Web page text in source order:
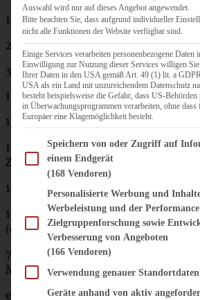
100 ml Buttermilch
250 g Dinkelmehl (oder Weizenmehl)
35 gentölter Backkakao*
1 TL Backpulver
1/2 TL Natron
150 g Reissirup (alternativ 100 g
Zucker oder anderes Süßungsmittel
1 Prise Salz
100 gXukkolade* gehackt oder
(oder Schokolade Eurer Wahl)
75 g Pecannüsse, gehackt
Mandeln, Haselnüsse oder Walnüsse)
evtl. eine vierte Banane zum Belegen
Auswahl wird nur auf dieses Angebot angewendet.
Bitte beachten Sie, dass aufgrund individueller
nicht alle Funktionen der Website verfügbar sind.
Einige Services verarbeiten personenbezogene
Einwilligung zur Nutzung dieser Services willigen
Ihrer Daten in den USA gemäß Art. 49 (1) lit. a
USA als ein Land mit unzureichendem Datenschutz
besteht beispielsweise die Gefahr, dass US-Behörden
in Überwachungsprogrammen verarbeiten, ohne
Europäer eine Klagemöglichkeit besteht.
Im Folgenden finden Sie eine Liste der Zwecke
Speichern von oder Zugriff auf
einem Endgerät
(168 Vendoren)
Personalisierte Werbung und
Werbeleistung und der
Zielgruppenforschung sowie
Verbesserung von Angeboten
(166 Vendoren)
Verwendung genauer Standortdaten
Geräte anhand von aktiv